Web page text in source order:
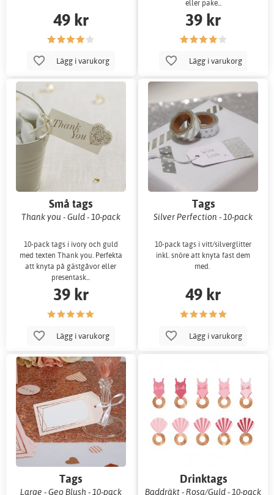
49 kr
Lägg i varukorg
eller pake...
39 kr
Lägg i varukorg
Små tags
Thank you - Guld - 10-pack
10-pack tags i ivory och guld
med texten Thank you. Perfekta
att knyta på gästgåvor eller
presentask...
39 kr
Lägg i varukorg
Tags
Silver Perfection - 10-pack
10-pack tags i vitt/silverglitter
inkl. snöre att knyta fast dem
med.
49 kr
Lägg i varukorg
Tags
Large - Geo Blush - 10-pack
Drinktags
Baddräkt - Rosa/Guld - 10-pack